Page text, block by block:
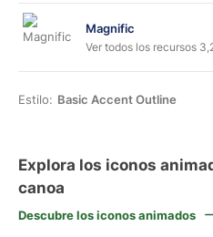
Magnific
Ver todos los recursos
Estilo: Basic Accent Outline
Explora los iconos
canoa
Descubre los iconos animados